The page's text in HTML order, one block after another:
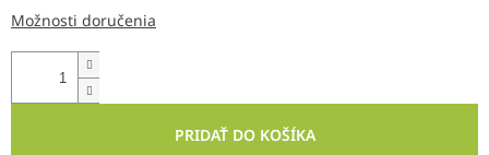
Možnosti doručenia
PRIDAŤ DO KOŠÍKA